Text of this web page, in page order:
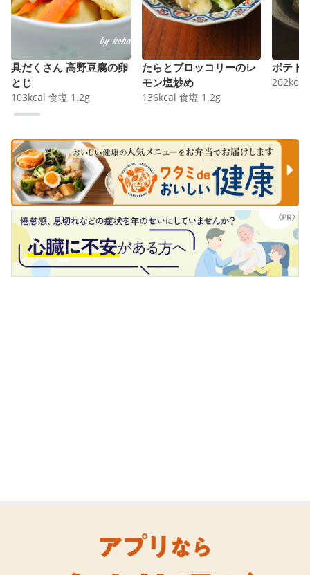
具だくさん 高野豆腐の卵
とじ
103kcal 食塩 1.2g
たらとブロッコリーのレ
モン塩炒め
136kcal 食塩 1.2g
ポテト
202kcal